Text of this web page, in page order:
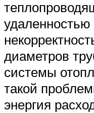
удаленностью
диаметров
системы
такой
энергия